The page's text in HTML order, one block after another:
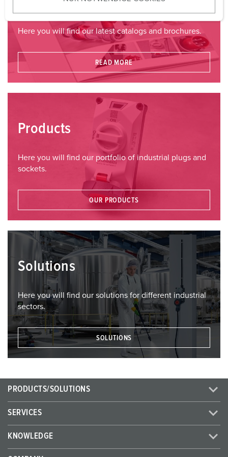
w
a
Here you will find our latest catalogs and brochures.
READ MORE
Products
Here you will find our portfolio of industrial plugs and
sockets.
OUR PRODUCTS
Solutions
Here you will find our solutions for different industrial
sectors.
SOLUTIONS
PRODUCTS/SOLUTIONS
SERVICES
KNOWLEDGE